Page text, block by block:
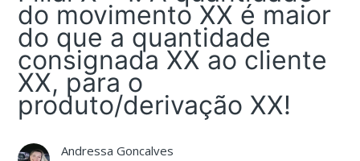
do movimento XX é maior
do que a quantidade
consignada XX ao cliente
XX, para o
produto/derivação XX!
Andressa Goncalves